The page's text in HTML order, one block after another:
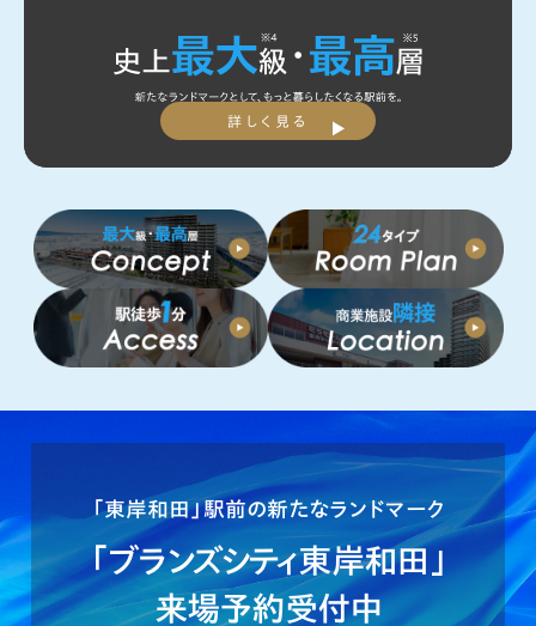
詳しく見る
「東岸和田」駅前の新たなランドマーク
「ブランズシティ東岸和田」
来場予約受付中